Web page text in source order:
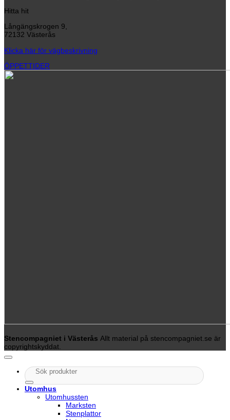
Hitta hit
Långängskrogen 9,
72132 Västerås
Klicka här för vägbeskrivning
ÖPPETTIDER
Stencompagniet i Västerås Allt material på stencompagniet.se är
copyrightskyddat.
Sök
efter:
Utomhus
Utomhussten
Marksten
Stenplattor